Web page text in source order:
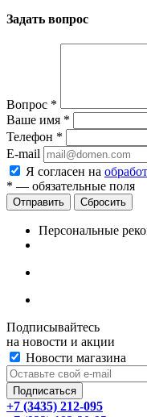
Задать вопрос
Вопрос *
Ваше имя *
Телефон *
E-mail
Я согласен на
* — обязательные поля
Сбросить
Персональные
Подписывайтесь
на новости и акции
Новости магазина
+7 (3435) 212-095